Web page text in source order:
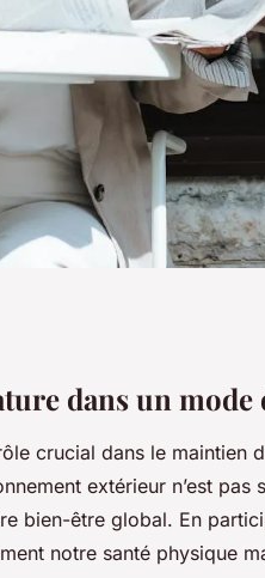
Mode
et
dans un mode
crucial dans le maintien
extérieur n’est
bien-être global. En
notre santé physique